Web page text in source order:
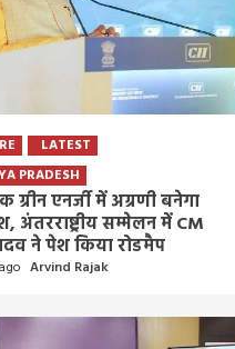
LATEST
PRADESH
ग्रीन एनर्जी में अग्रणी बनेगा
अंतरराष्ट्रीय सम्मेलन में CM
ने पेश किया रोडमैप
Arvind Rajak